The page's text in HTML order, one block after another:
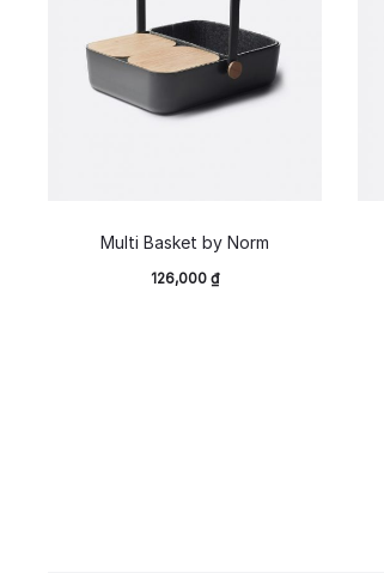
Multi Basket by Norm
126,000 ₫